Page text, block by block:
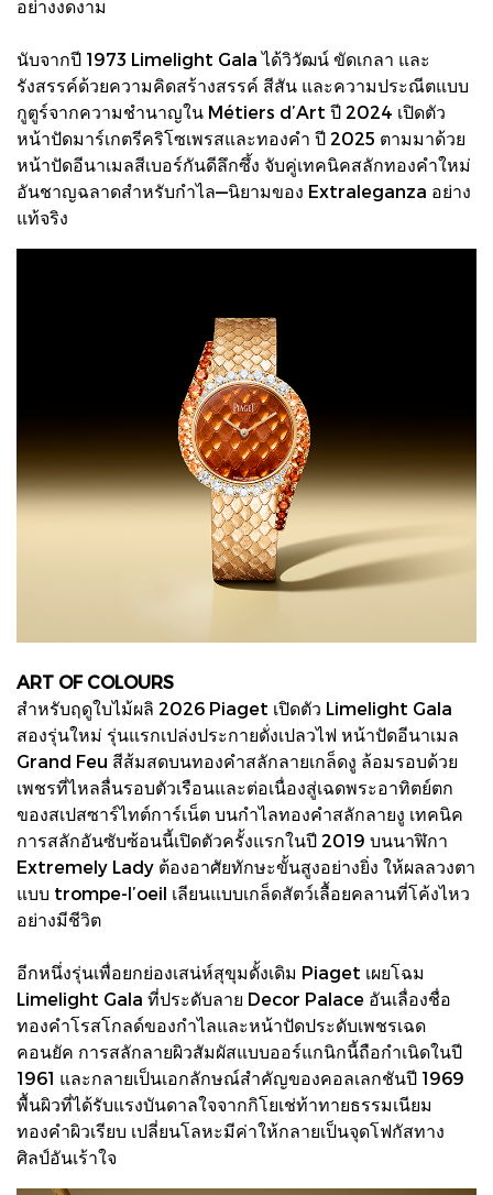
อย่างงดงาม
นับจากปี 1973 Limelight Gala ได้วิวัฒน์ ขัดเกลา และ
รังสรรค์ด้วยความคิดสร้างสรรค์ สีสัน และความประณีตแบบ
กูตูร์จากความชำนาญใน Métiers d’Art ปี 2024 เปิดตัว
หน้าปัดมาร์เกตรีคริโซเพรสและทองคำ ปี 2025 ตามมาด้วย
หน้าปัดอีนาเมลสีเบอร์กันดีลึกซึ้ง จับคู่เทคนิคสลักทองคำใหม่
อันชาญฉลาดสำหรับกำไล—นิยามของ Extraleganza อย่าง
แท้จริง
ART OF COLOURS
สำหรับฤดูใบไม้ผลิ 2026 Piaget เปิดตัว Limelight Gala
สองรุ่นใหม่ รุ่นแรกเปล่งประกายดั่งเปลวไฟ หน้าปัดอีนาเมล
Grand Feu สีส้มสดบนทองคำสลักลายเกล็ดงู ล้อมรอบด้วย
เพชรที่ไหลลื่นรอบตัวเรือนและต่อเนื่องสู่เฉดพระอาทิตย์ตก
ของสเปสซาร์ไทต์การ์เน็ต บนกำไลทองคำสลักลายงู เทคนิค
การสลักอันซับซ้อนนี้เปิดตัวครั้งแรกในปี 2019 บนนาฬิกา
Extremely Lady ต้องอาศัยทักษะขั้นสูงอย่างยิ่ง ให้ผลลวงตา
แบบ trompe-l’oeil เลียนแบบเกล็ดสัตว์เลื้อยคลานที่โค้งไหว
อย่างมีชีวิต
อีกหนึ่งรุ่นเพื่อยกย่องเสน่ห์สุขุมดั้งเดิม Piaget เผยโฉม
Limelight Gala ที่ประดับลาย Decor Palace อันเลื่องชื่อ
ทองคำโรสโกลด์ของกำไลและหน้าปัดประดับเพชรเฉด
คอนยัค การสลักลายผิวสัมผัสแบบออร์แกนิกนี้ถือกำเนิดในปี
1961 และกลายเป็นเอกลักษณ์สำคัญของคอลเลกชันปี 1969
พื้นผิวที่ได้รับแรงบันดาลใจจากกิโยเช่ท้าทายธรรมเนียม
ทองคำผิวเรียบ เปลี่ยนโลหะมีค่าให้กลายเป็นจุดโฟกัสทาง
ศิลป์อันเร้าใจ